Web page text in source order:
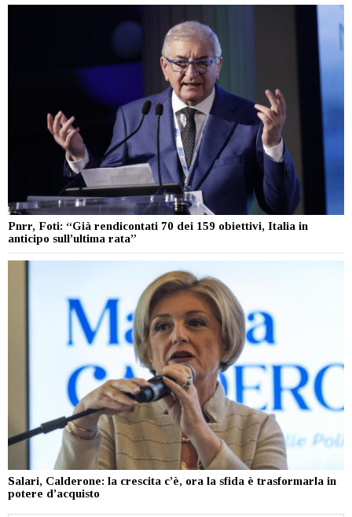
Pnrr, Foti: “Già rendicontati 70 dei 159 obiettivi, Italia in
anticipo sull’ultima rata”
Salari, Calderone: la crescita c’è, ora la sfida è trasformarla in
potere d’acquisto